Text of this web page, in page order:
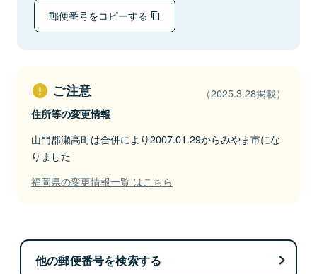
郵便番号をコピーする
ご注意 （2025.3.28掲載）
住所等の変更情報
山門郡瀬高町は合併により2007.01.29からみやま市にな
りました
福岡県の変更情報一覧 はこちら
他の郵便番号を検索する